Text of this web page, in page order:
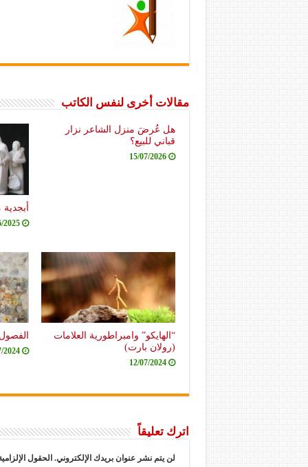
مقالات أخرى لنفس الكاتب
هل عُرضَ منزل الشاعر نزار
قباني للبيع؟
15/07/2026
2025
“الهايكو” وامبراطورية العلامات
(رولان بارت)
12/07/2024
2024
اترك تعليقاً
لن يتم نشر عنوان بريدك الإلكتروني. الحقول